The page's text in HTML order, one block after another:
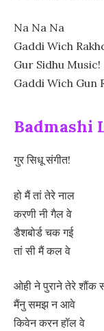
Na Na Na
Gaddi Wich
Gur Sidhu Music!
Gaddi Wich Gun
Badmashi
गुर सिधू संगीत!
हो मैं तां तेरे नाल
करणी नी गैल वे
डैशबोर्ड चक गई
तां सी मैं कल वे
ओही ने पुराने तेरे शौंक
मैंनु समझ न आवे
किवेन करन हॉल वे